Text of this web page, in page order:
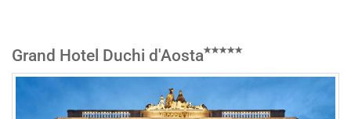
Grand Hotel Duchi d'Aosta